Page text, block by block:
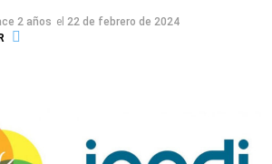
es una
primitivo era el símbolo de la
es común entre los miembros de la
2 años el 22 de febrero de 2024